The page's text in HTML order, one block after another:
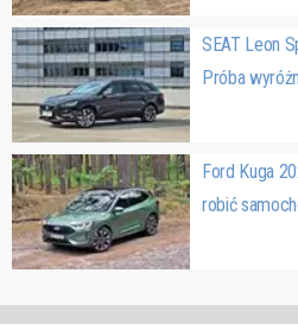
SEAT Leon
Próba
Ford Kuga
robić